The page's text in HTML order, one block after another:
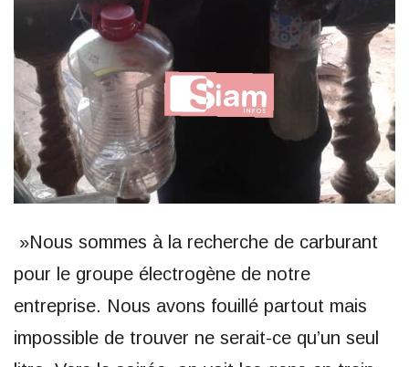
»Nous sommes à la recherche de carburant
pour le groupe électrogène de notre
entreprise. Nous avons fouillé partout mais
impossible de trouver ne serait-ce qu’un seul